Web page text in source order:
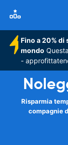
Fino a 20%
mondo
-
Risparmia
compagnie